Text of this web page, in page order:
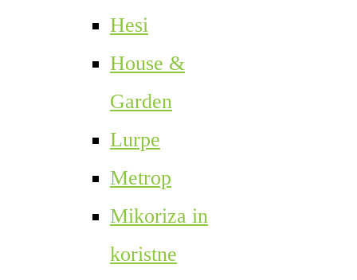
Hesi
House &
Garden
Lurpe
Metrop
Mikoriza in
koristne